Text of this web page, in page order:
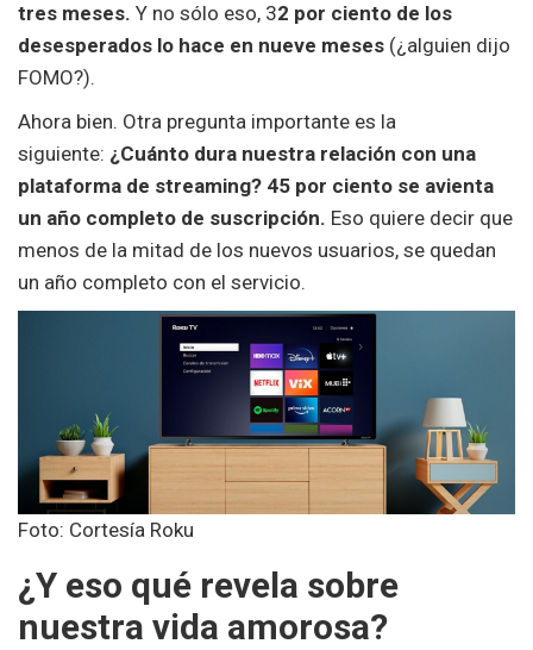
tres meses. Y no sólo eso, 32 por ciento de los
desesperados lo hace en nueve meses (¿alguien dijo
FOMO?).
Ahora bien. Otra pregunta importante es la
siguiente: ¿Cuánto dura nuestra relación con una
plataforma de streaming? 45 por ciento se avienta
un año completo de suscripción. Eso quiere decir que
menos de la mitad de los nuevos usuarios, se quedan
un año completo con el servicio.
Foto: Cortesía Roku
¿Y eso qué revela sobre
nuestra vida amorosa?